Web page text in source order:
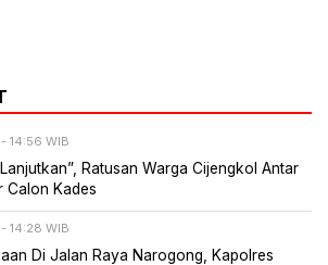
14:56 WIB
Ratusan Warga Cijengkol Antar
Calon Kades
14:28 WIB
Di Jalan Raya Narogong, Kapolres